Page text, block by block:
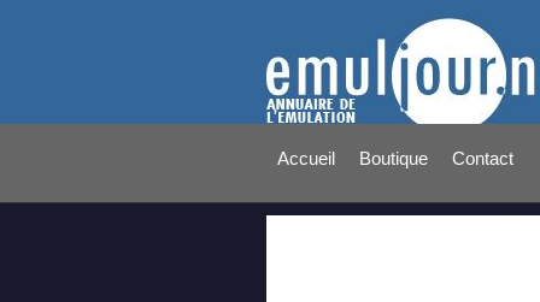
Accueil Boutique Contact